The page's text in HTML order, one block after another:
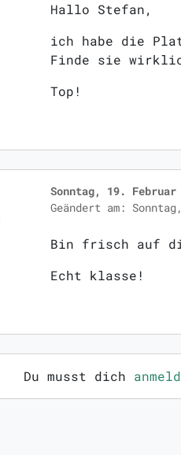
Hallo Stefan,
ich habe die
Finde sie
Top!
Sonntag, 19.
Geändert am:
Bin frisch auf
Echt klasse!
Du musst dich